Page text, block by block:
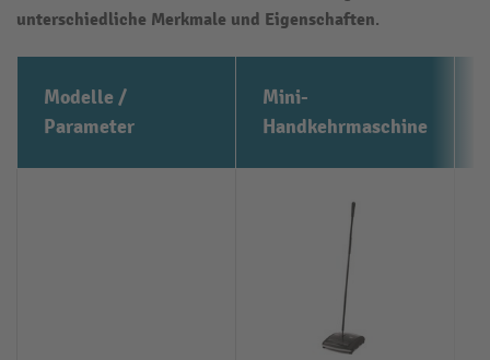
unterschiedliche Merkmale und Eigenschaften.
Modelle /
Parameter
Mini-
Handkehrmaschine